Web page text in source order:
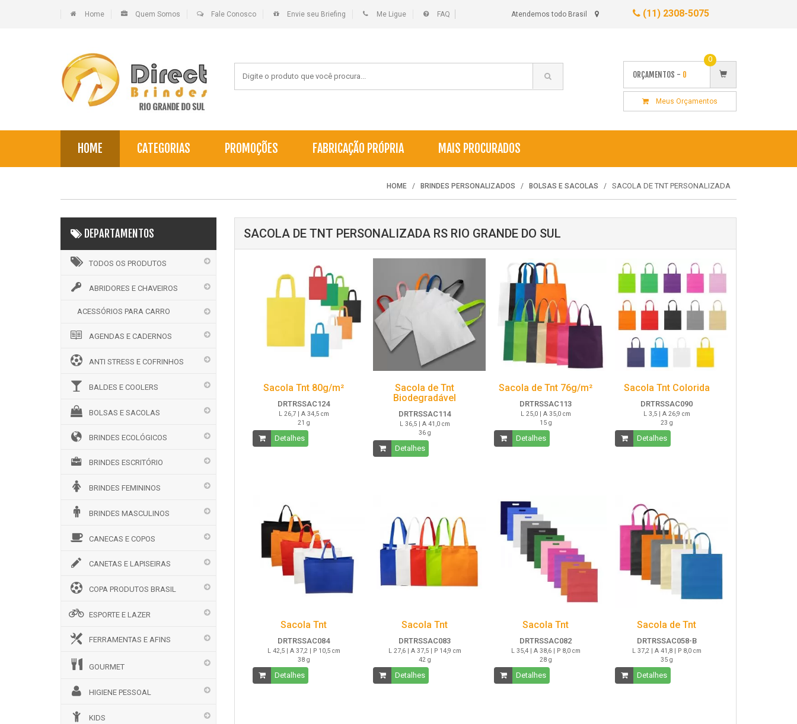
Home Quem Somos Fale Conosco Envie seu Briefing Me Ligue FAQ Atendemos todo Brasil (11) 2308-5075
ORÇAMENTOS - 0
0
Meus Orçamentos
HOME CATEGORIAS PROMOÇÕES FABRICAÇÃO PRÓPRIA MAIS PROCURADOS
HOME BRINDES PERSONALIZADOS BOLSAS E SACOLAS SACOLA DE TNT PERSONALIZADA
DEPARTAMENTOS
TODOS OS PRODUTOS
ABRIDORES E CHAVEIROS
ACESSÓRIOS PARA CARRO
AGENDAS E CADERNOS
ANTI STRESS E COFRINHOS
BALDES E COOLERS
BOLSAS E SACOLAS
BRINDES ECOLÓGICOS
BRINDES ESCRITÓRIO
BRINDES FEMININOS
BRINDES MASCULINOS
CANECAS E COPOS
CANETAS E LAPISEIRAS
COPA PRODUTOS BRASIL
ESPORTE E LAZER
FERRAMENTAS E AFINS
GOURMET
HIGIENE PESSOAL
KIDS
SACOLA DE TNT PERSONALIZADA RS RIO GRANDE DO SUL
Sacola Tnt 80g/m²
DRTRSSAC124
L 26,7 | A 34,5 cm
21 g
Detalhes
Sacola de Tnt
Biodegradável
DRTRSSAC114
L 36,5 | A 41,0 cm
36 g
Detalhes
Sacola de Tnt 76g/m²
DRTRSSAC113
L 25,0 | A 35,0 cm
15 g
Detalhes
Sacola Tnt Colorida
DRTRSSAC090
L 3,5 | A 26,9 cm
23 g
Detalhes
Sacola Tnt
DRTRSSAC084
L 42,5 | A 37,2 | P 10,5 cm
38 g
Detalhes
Sacola Tnt
DRTRSSAC083
L 27,6 | A 37,5 | P 14,9 cm
42 g
Detalhes
Sacola Tnt
DRTRSSAC082
L 35,4 | A 38,6 | P 8,0 cm
28 g
Detalhes
Sacola de Tnt
DRTRSSAC058-B
L 37,2 | A 41,8 | P 8,0 cm
35 g
Detalhes